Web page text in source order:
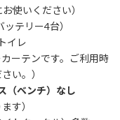
使いください）
テリー4台）
イレ
ーテンです。ご利用時
い。）
ベンチ）なし
す）